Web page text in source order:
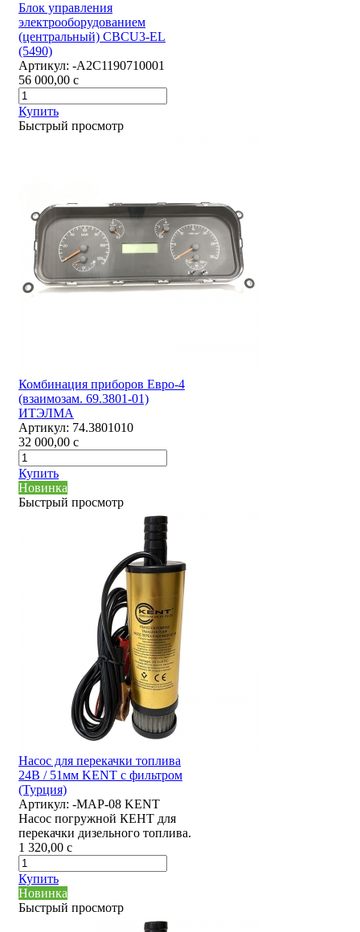
Блок управления
электрооборудованием
(центральный) CBCU3-EL
(5490)
Артикул: -А2С1190710001
56 000,00 c
Купить
Быстрый просмотр
Комбинация приборов Евро-4
(взаимозам. 69.3801-01)
ИТЭЛМА
Артикул: 74.3801010
32 000,00 c
Купить
Новинка
Быстрый просмотр
Насос для перекачки топлива
24В / 51мм KENT с фильтром
(Турция)
Артикул: -MAP-08 KENT
Насос погружной КЕНТ для
перекачки дизельного топлива.
1 320,00 c
Купить
Новинка
Быстрый просмотр